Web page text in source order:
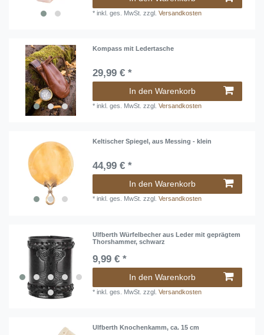
*inkl. ges. MwSt. zzgl.Versandkosten
Kompass mit Ledertasche
29,99 € *
In den Warenkorb
*inkl. ges. MwSt. zzgl.Versandkosten
Keltischer Spiegel, aus Messing - klein
44,99 € *
In den Warenkorb
*inkl. ges. MwSt. zzgl.Versandkosten
Ulfberth Würfelbecher aus Leder mit geprägtem
Thorshammer, schwarz
9,99 € *
In den Warenkorb
*inkl. ges. MwSt. zzgl.Versandkosten
Ulfberth Knochenkamm, ca. 15 cm